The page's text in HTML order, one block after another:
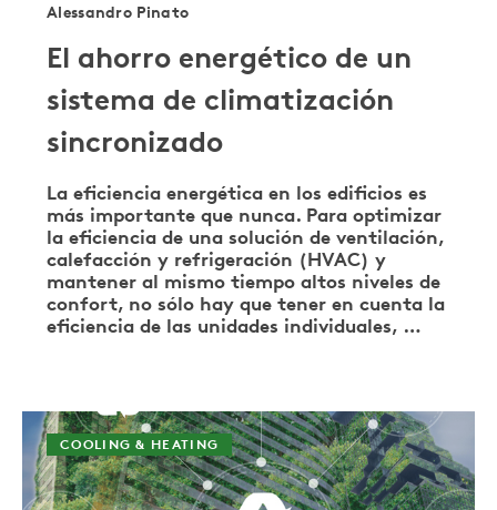
Alessandro Pinato
El ahorro energético de un
sistema de climatización
sincronizado
La eficiencia energética en los edificios es
más importante que nunca. Para optimizar
la eficiencia de una solución de ventilación,
calefacción y refrigeración (HVAC) y
mantener al mismo tiempo altos niveles de
confort, no sólo hay que tener en cuenta la
eficiencia de las unidades individuales, …
COOLING & HEATING